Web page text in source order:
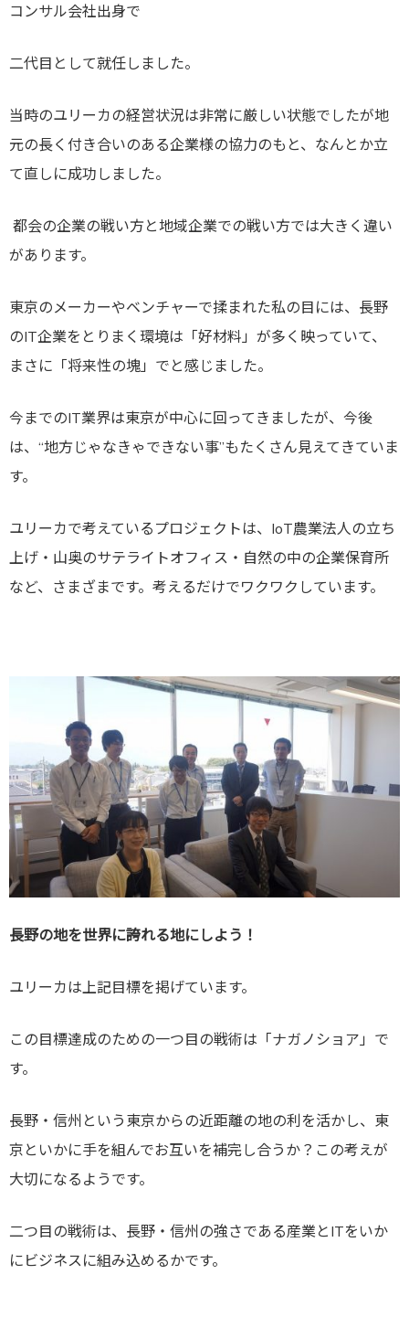
コンサル会社出身で
二代目として就任しました。
当時のユリーカの経営状況は非常に厳しい状態でしたが地
元の長く付き合いのある企業様の協力のもと、なんとか立
て直しに成功しました。
都会の企業の戦い方と地域企業での戦い方では大きく違い
があります。
東京のメーカーやベンチャーで揉まれた私の目には、長野
のIT企業をとりまく環境は「好材料」が多く映っていて、
まさに「将来性の塊」でと感じました。
今までのIT業界は東京が中心に回ってきましたが、今後
は、“地方じゃなきゃできない事”もたくさん見えてきていま
す。
ユリーカで考えているプロジェクトは、IoT農業法人の立ち
上げ・山奥のサテライトオフィス・自然の中の企業保育所
など、さまざまです。考えるだけでワクワクしています。
長野の地を世界に誇れる地にしよう！
ユリーカは上記目標を掲げています。
この目標達成のための一つ目の戦術は「ナガノショア」で
す。
長野・信州という東京からの近距離の地の利を活かし、東
京といかに手を組んでお互いを補完し合うか？この考えが
大切になるようです。
二つ目の戦術は、長野・信州の強さである産業とITをいか
にビジネスに組み込めるかです。